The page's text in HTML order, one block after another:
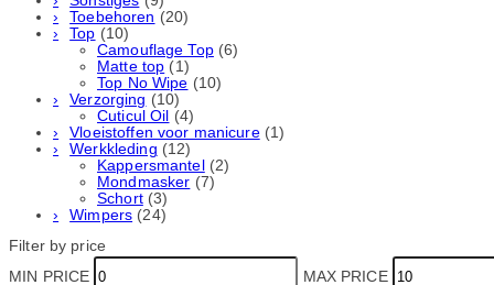
Toebehoren (20)
Top (10)
Camouflage Top (6)
Matte top (1)
Top No Wipe (10)
Verzorging (10)
Cuticul Oil (4)
Vloeistoffen voor manicure (1)
Werkkleding (12)
Kappersmantel (2)
Mondmasker (7)
Schort (3)
Wimpers (24)
Filter by price
MIN PRICE
MAX PRICE